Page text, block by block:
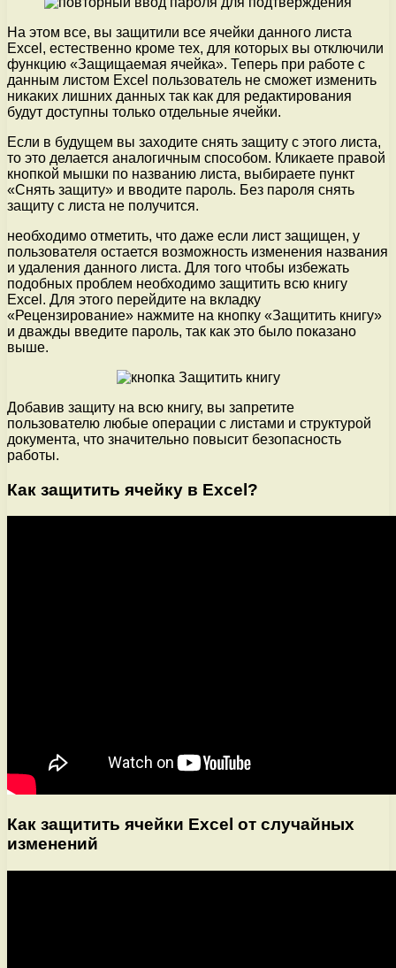
На этом все, вы защитили все ячейки данного листа
Excel, естественно кроме тех, для которых вы отключили
функцию «Защищаемая ячейка». Теперь при работе с
данным листом Excel пользователь не сможет изменить
никаких лишних данных так как для редактирования
будут доступны только отдельные ячейки.
Если в будущем вы заходите снять защиту с этого листа,
то это делается аналогичным способом. Кликаете правой
кнопкой мышки по названию листа, выбираете пункт
«Снять защиту» и вводите пароль. Без пароля снять
защиту с листа не получится.
необходимо отметить, что даже если лист защищен, у
пользователя остается возможность изменения названия
и удаления данного листа. Для того чтобы избежать
подобных проблем необходимо защитить всю книгу
Excel. Для этого перейдите на вкладку
«Рецензирование» нажмите на кнопку «Защитить книгу»
и дважды введите пароль, так как это было показано
выше.
Добавив защиту на всю книгу, вы запретите
пользователю любые операции с листами и структурой
документа, что значительно повысит безопасность
работы.
Как защитить ячейку в Excel?
Как защитить ячейки Excel от случайных
изменений